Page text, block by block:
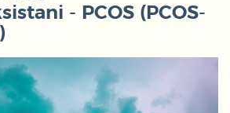
- PCOS (PCOS-